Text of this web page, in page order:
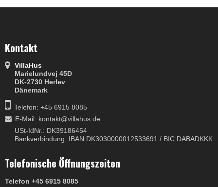
Kontakt
VillaHus
Marielundvej 45D
DK-2730 Herlev
Dänemark
Telefon: +45 6915 8085
E-Mail: kontakt@villahus.de
USt-IdNr.: DK39186454
Bankverbindung: IBAN DK3030000012533691 / BIC DABADKKK
Telefonische Öffnungszeiten
Telefon +45 6915 8085